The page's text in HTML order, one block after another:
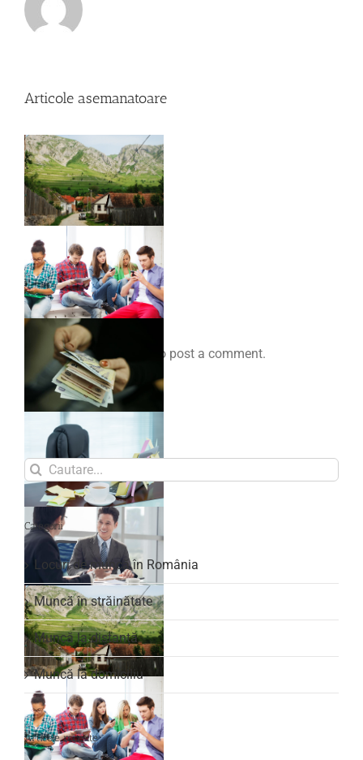
Articole asemanatoare
Comenteaza
You must be to post a comment.
Search
for:
Categorii
Locuri de muncă în România
Muncă în străinătate
Muncă la distanță
Muncă la domiciliu
Articole recente